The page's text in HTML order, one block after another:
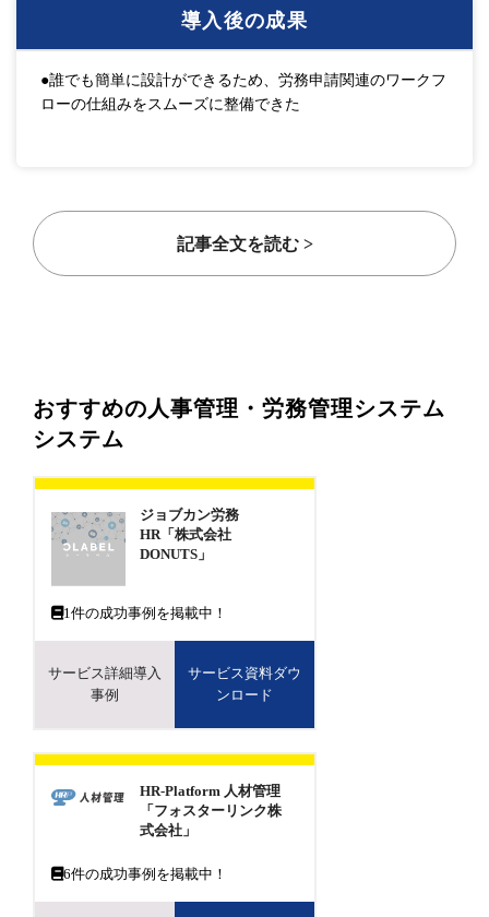
導入後の成果
●誰でも簡単に設計ができるため、労務申請関連のワークフ
ローの仕組みをスムーズに整備できた
記事全文を読む >
おすすめの人事管理・労務管理システム
システム
ジョブカン労務
HR「株式会社
DONUTS」
1件の成功事例を掲載中！
サービス詳細導入
事例
サービス資料ダウ
ンロード
HR-Platform 人材管理
「フォスターリンク株
式会社」
6件の成功事例を掲載中！